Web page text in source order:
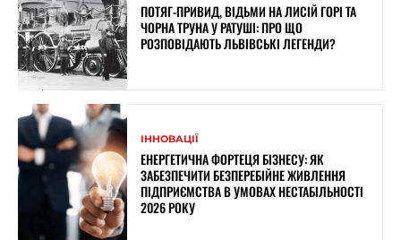
ПОТЯГ-ПРИВИД, ВІДЬМИ НА ЛИСІЙ ГОРІ ТА
ЧОРНА ТРУНА У РАТУШІ: ПРО ЩО
РОЗПОВІДАЮТЬ ЛЬВІВСЬКІ ЛЕГЕНДИ?
ІННОВАЦІЇ
ЕНЕРГЕТИЧНА ФОРТЕЦЯ БІЗНЕСУ: ЯК
ЗАБЕЗПЕЧИТИ БЕЗПЕРЕБІЙНЕ ЖИВЛЕННЯ
ПІДПРИЄМСТВА В УМОВАХ НЕСТАБІЛЬНОСТІ
2026 РОКУ